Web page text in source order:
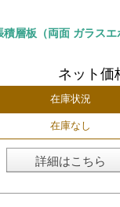
積層板（両面 ガラス
ネット価
在庫状況
在庫なし
詳細はこちら